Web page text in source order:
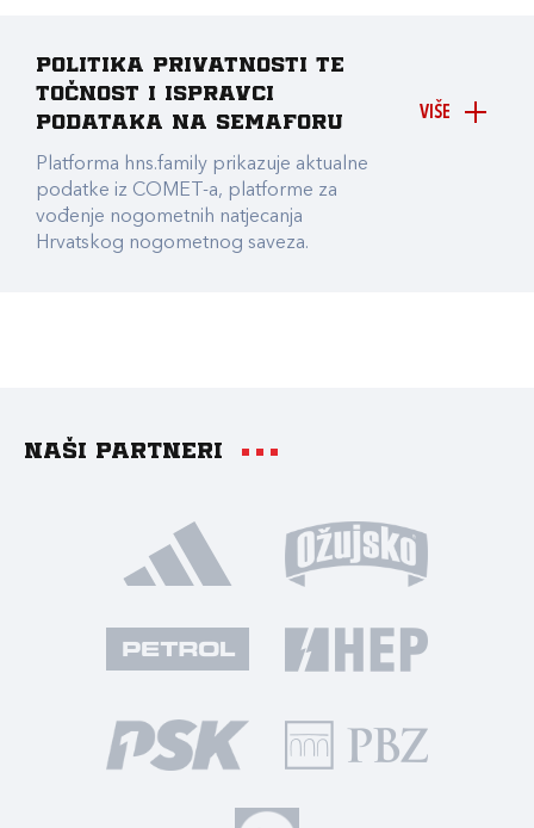
VIŠE
Politika privatnosti te
točnost i ispravci
podataka na Semaforu
Platforma hns.family prikazuje aktualne
podatke iz COMET-a, platforme za
vođenje nogometnih natjecanja
Hrvatskog nogometnog saveza.
Naši partneri